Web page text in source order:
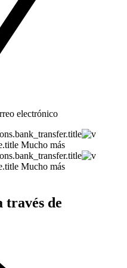
electrónico
Mucho más
Mucho más
través de